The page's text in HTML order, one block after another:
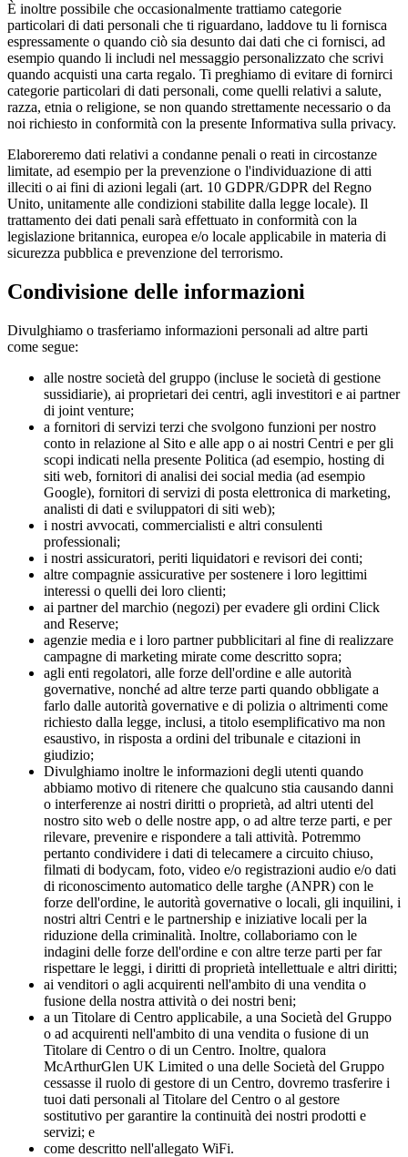
È inoltre possibile che occasionalmente trattiamo categorie
particolari di dati personali che ti riguardano, laddove tu li fornisca
espressamente o quando ciò sia desunto dai dati che ci fornisci, ad
esempio quando li includi nel messaggio personalizzato che scrivi
quando acquisti una carta regalo. Ti preghiamo di evitare di fornirci
categorie particolari di dati personali, come quelli relativi a salute,
razza, etnia o religione, se non quando strettamente necessario o da
noi richiesto in conformità con la presente Informativa sulla privacy.
Elaboreremo dati relativi a condanne penali o reati in circostanze
limitate, ad esempio per la prevenzione o l'individuazione di atti
illeciti o ai fini di azioni legali (art. 10 GDPR/GDPR del Regno
Unito, unitamente alle condizioni stabilite dalla legge locale). Il
trattamento dei dati penali sarà effettuato in conformità con la
legislazione britannica, europea e/o locale applicabile in materia di
sicurezza pubblica e prevenzione del terrorismo.
Condivisione delle informazioni
Divulghiamo o trasferiamo informazioni personali ad altre parti
come segue:
alle nostre società del gruppo (incluse le società di gestione
sussidiarie), ai proprietari dei centri, agli investitori e ai partner
di joint venture;
a fornitori di servizi terzi che svolgono funzioni per nostro
conto in relazione al Sito e alle app o ai nostri Centri e per gli
scopi indicati nella presente Politica (ad esempio, hosting di
siti web, fornitori di analisi dei social media (ad esempio
Google), fornitori di servizi di posta elettronica di marketing,
analisti di dati e sviluppatori di siti web);
i nostri avvocati, commercialisti e altri consulenti
professionali;
i nostri assicuratori, periti liquidatori e revisori dei conti;
altre compagnie assicurative per sostenere i loro legittimi
interessi o quelli dei loro clienti;
ai partner del marchio (negozi) per evadere gli ordini Click
and Reserve;
agenzie media e i loro partner pubblicitari al fine di realizzare
campagne di marketing mirate come descritto sopra;
agli enti regolatori, alle forze dell'ordine e alle autorità
governative, nonché ad altre terze parti quando obbligate a
farlo dalle autorità governative e di polizia o altrimenti come
richiesto dalla legge, inclusi, a titolo esemplificativo ma non
esaustivo, in risposta a ordini del tribunale e citazioni in
giudizio;
Divulghiamo inoltre le informazioni degli utenti quando
abbiamo motivo di ritenere che qualcuno stia causando danni
o interferenze ai nostri diritti o proprietà, ad altri utenti del
nostro sito web o delle nostre app, o ad altre terze parti, e per
rilevare, prevenire e rispondere a tali attività. Potremmo
pertanto condividere i dati di telecamere a circuito chiuso,
filmati di bodycam, foto, video e/o registrazioni audio e/o dati
di riconoscimento automatico delle targhe (ANPR) con le
forze dell'ordine, le autorità governative o locali, gli inquilini, i
nostri altri Centri e le partnership e iniziative locali per la
riduzione della criminalità. Inoltre, collaboriamo con le
indagini delle forze dell'ordine e con altre terze parti per far
rispettare le leggi, i diritti di proprietà intellettuale e altri diritti;
ai venditori o agli acquirenti nell'ambito di una vendita o
fusione della nostra attività o dei nostri beni;
a un Titolare di Centro applicabile, a una Società del Gruppo
o ad acquirenti nell'ambito di una vendita o fusione di un
Titolare di Centro o di un Centro. Inoltre, qualora
McArthurGlen UK Limited o una delle Società del Gruppo
cessasse il ruolo di gestore di un Centro, dovremo trasferire i
tuoi dati personali al Titolare del Centro o al gestore
sostitutivo per garantire la continuità dei nostri prodotti e
servizi; e
come descritto nell'allegato WiFi.